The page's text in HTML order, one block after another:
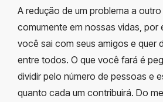
A redução de um problema a
comumente em nossas vidas, por
você sai com seus amigos e quer
entre todos. O que você fará é
dividir pelo número de pessoas e
quanto cada um contribuirá. Do